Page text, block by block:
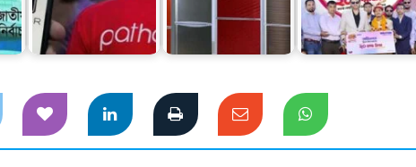
৪০ হাজার কোটি টাকা
পাচারের অভিযোগে
উবার-পাঠাওকে নোটিশ
দেশি ফ্রিজে স্বপ্নপূরণ
ওয়ালটন ফ্রিজ কিনে
লাখ টাকা পেলেন
মোটরশ্রমিক রানা